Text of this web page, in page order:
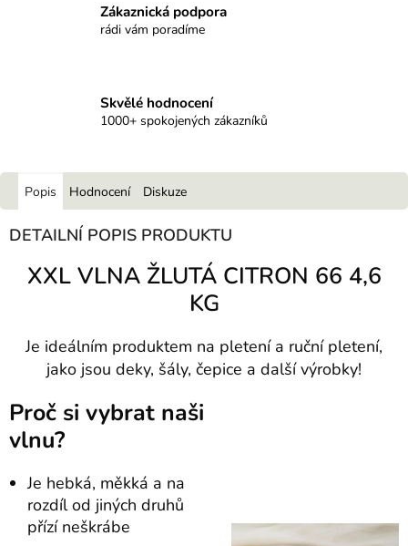
Zákaznická podpora
rádi vám poradíme
Skvělé hodnocení
1000+ spokojených zákazníků
Popis Hodnocení Diskuze
DETAILNÍ POPIS PRODUKTU
XXL VLNA ŽLUTÁ CITRON 66 4,6
KG
Je ideálním produktem na pletení a ruční pletení,
jako jsou deky, šály, čepice a další výrobky!
Proč si vybrat naši
vlnu?
Je hebká, měkká a na
rozdíl od jiných druhů
přízí neškrábe